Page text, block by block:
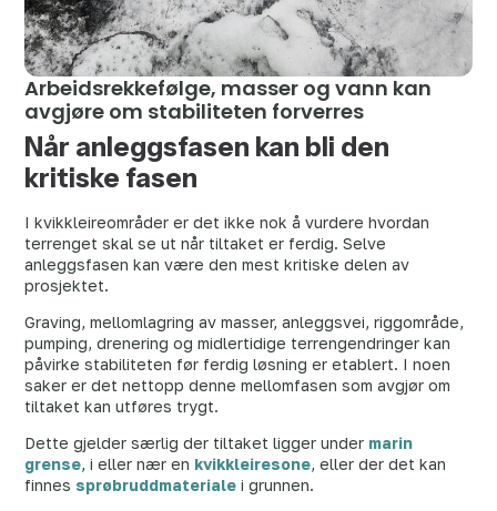
Arbeidsrekkefølge, masser og vann kan
avgjøre om stabiliteten forverres
Når anleggsfasen kan bli den
kritiske fasen
I kvikkleireområder er det ikke nok å vurdere hvordan
terrenget skal se ut når tiltaket er ferdig. Selve
anleggsfasen kan være den mest kritiske delen av
prosjektet.
Graving, mellomlagring av masser, anleggsvei, riggområde,
pumping, drenering og midlertidige terrengendringer kan
påvirke stabiliteten før ferdig løsning er etablert. I noen
saker er det nettopp denne mellomfasen som avgjør om
tiltaket kan utføres trygt.
Dette gjelder særlig der tiltaket ligger under marin
grense, i eller nær en kvikkleiresone, eller der det kan
finnes sprøbruddmateriale i grunnen.